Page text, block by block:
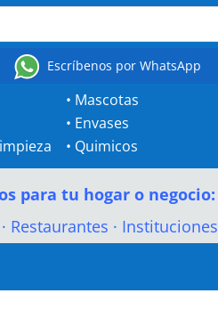
Escríbenos por WhatsApp
• Mascotas
• Envases
• Quimicos
para tu hogar o negocio:
· Restaurantes · Instituciones